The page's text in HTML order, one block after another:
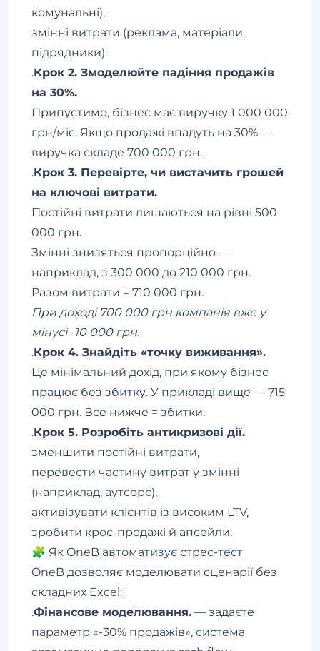
комунальні),
змінні витрати (реклама, матеріали,
підрядники).
.Крок 2. Змоделюйте падіння продажів
на 30%.
Припустимо, бізнес має виручку 1 000 000
грн/міс. Якщо продажі впадуть на 30% —
виручка складе 700 000 грн.
.Крок 3. Перевірте, чи вистачить грошей
на ключові витрати.
Постійні витрати лишаються на рівні 500
000 грн.
Змінні знизяться пропорційно —
наприклад, з 300 000 до 210 000 грн.
Разом витрати = 710 000 грн.
При доході 700 000 грн компанія вже у
мінусі -10 000 грн.
.Крок 4. Знайдіть «точку виживання».
Це мінімальний дохід, при якому бізнес
працює без збитку. У прикладі вище — 715
000 грн. Все нижче = збитки.
.Крок 5. Розробіть антикризові дії.
зменшити постійні витрати,
перевести частину витрат у змінні
(наприклад, аутсорс),
активізувати клієнтів із високим LTV,
зробити крос-продажі й апсейли.
🧩 Як OneB автоматизує стрес-тест
OneB дозволяє моделювати сценарії без
складних Excel:
.Фінансове моделювання. — задаєте
параметр «-30% продажів», система